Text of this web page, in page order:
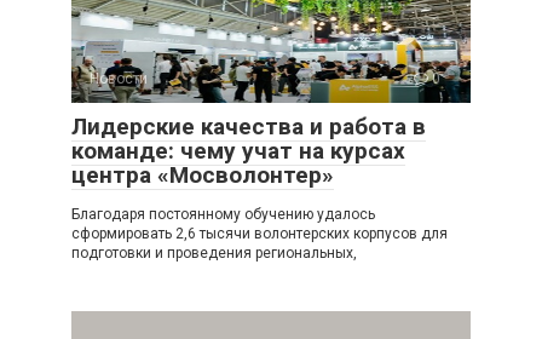
Новости 0
Лидерские качества и работа в
команде: чему учат на курсах
центра «Мосволонтер»
Благодаря постоянному обучению удалось
сформировать 2,6 тысячи волонтерских корпусов для
подготовки и проведения региональных,